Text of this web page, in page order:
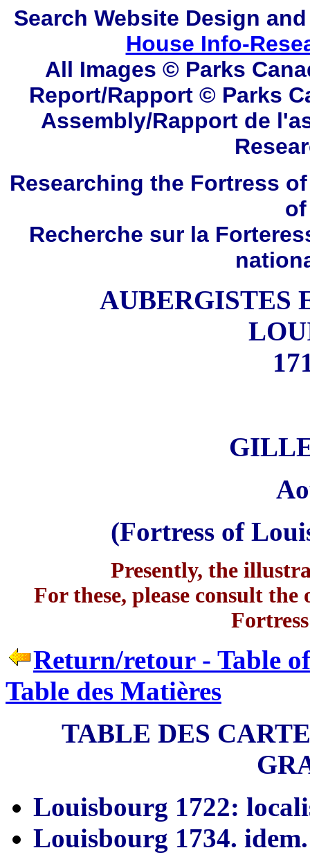
Search Website Design
House Info-
All Images © Parks
Report/Rapport © Parks
Assembly/Rapport de
Researching the Fortress
Recherche sur la
AUBERGISTES
(Fortress of
Presently, the
For these, please consult
Return/retour - Table
Table des Matières
TABLE DES
Louisbourg 1722:
Louisbourg 1734. idem.